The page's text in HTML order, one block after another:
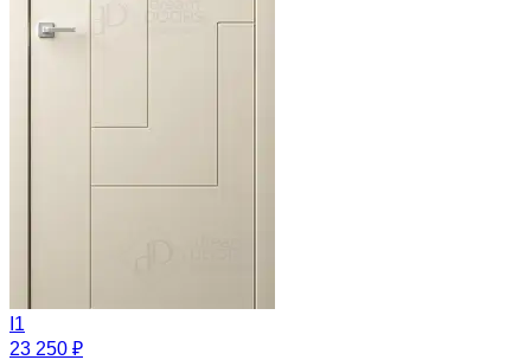
I1
23 250 ₽